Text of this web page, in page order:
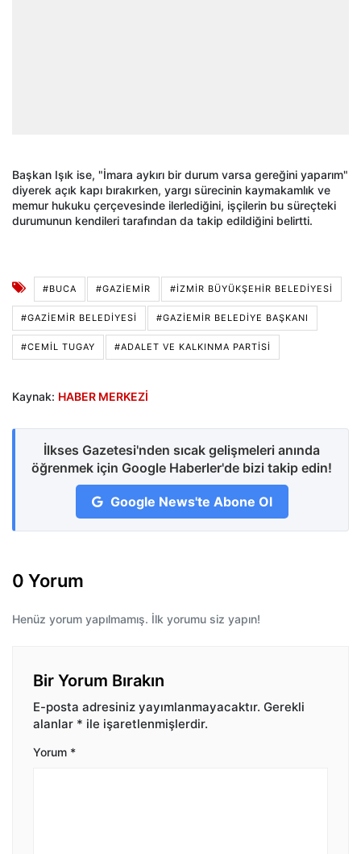
Başkan Işık ise, "İmara aykırı bir durum varsa gereğini yaparım"
diyerek açık kapı bırakırken, yargı sürecinin kaymakamlık ve
memur hukuku çerçevesinde ilerlediğini, işçilerin bu süreçteki
durumunun kendileri tarafından da takip edildiğini belirtti.
#BUCA #GAZIEMIR #İZMIR BÜYÜKŞEHIR BELEDIYESI
#GAZIEMIR BELEDIYESI #GAZIEMIR BELEDIYE BAŞKANI
#CEMIL TUGAY #ADALET VE KALKINMA PARTISI
Kaynak: HABER MERKEZİ
İlkses Gazetesi'nden sıcak gelişmeleri anında
öğrenmek için Google Haberler'de bizi takip edin!
Google News'te Abone Ol
0 Yorum
Henüz yorum yapılmamış. İlk yorumu siz yapın!
Bir Yorum Bırakın
E-posta adresiniz yayımlanmayacaktır. Gerekli
alanlar * ile işaretlenmişlerdir.
Yorum *